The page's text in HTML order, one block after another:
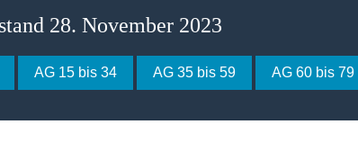
28. November 2023
AG 15 bis 34 AG 35 bis 59 AG 60 bis 79